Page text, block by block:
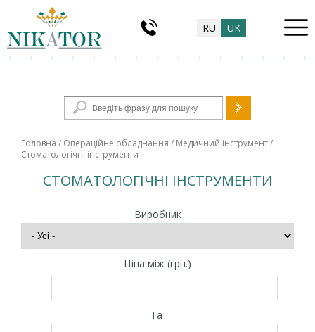
RU UK
Пошукова форма
Головна / Операційне обладнання / Медичний інструмент/
Стоматологічні інструменти
СТОМАТОЛОГІЧНІ ІНСТРУМЕНТИ
Виробник
Ціна між (грн.)
Та